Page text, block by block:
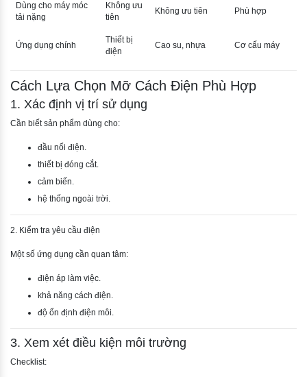
Dùng cho máy móc
tải nặng
Không ưu
tiên
Không ưu tiên Phù hợp
Ứng dụng chính
Thiết bị
điện
Cao su, nhựa Cơ cấu máy
Cách Lựa Chọn Mỡ Cách Điện Phù Hợp
1. Xác định vị trí sử dụng
Cần biết sản phẩm dùng cho:
đầu nối điện.
thiết bị đóng cắt.
cảm biến.
hệ thống ngoài trời.
2. Kiểm tra yêu cầu điện
Một số ứng dụng cần quan tâm:
điện áp làm việc.
khả năng cách điện.
độ ổn định điện môi.
3. Xem xét điều kiện môi trường
Checklist: